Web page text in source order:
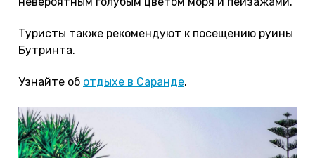
Туристы также рекомендуют к посещению руины
Бутринта.
Узнайте об отдыхе в Саранде.